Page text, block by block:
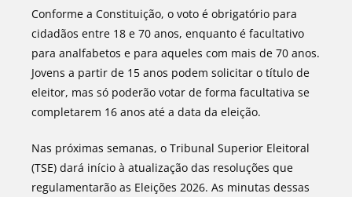
Conforme a Constituição, o voto é obrigatório para
cidadãos entre 18 e 70 anos, enquanto é facultativo
para analfabetos e para aqueles com mais de 70 anos.
Jovens a partir de 15 anos podem solicitar o título de
eleitor, mas só poderão votar de forma facultativa se
completarem 16 anos até a data da eleição.
Nas próximas semanas, o Tribunal Superior Eleitoral
(TSE) dará início à atualização das resoluções que
regulamentarão as Eleições 2026. As minutas dessas